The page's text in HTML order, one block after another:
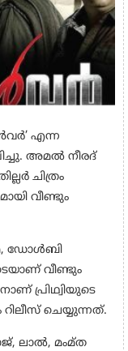
എന്ന
അമൽ നീരദ്
ചിത്രം
വീണ്ടും
ഡോൾബി
വീണ്ടും
പ്രിഥ്വിയുടെ
ചെയ്യുന്നത്.
ലാൽ, മംമ്ത